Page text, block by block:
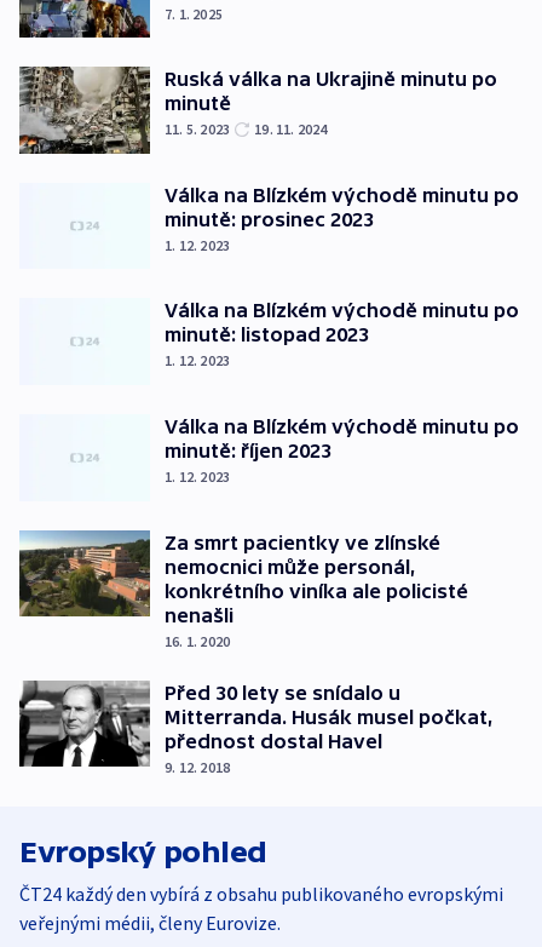
7. 1. 2025
Ruská válka na Ukrajině minutu po
minutě
11. 5. 2023 19. 11. 2024
Válka na Blízkém východě minutu po
minutě: prosinec 2023
1. 12. 2023
Válka na Blízkém východě minutu po
minutě: listopad 2023
1. 12. 2023
Válka na Blízkém východě minutu po
minutě: říjen 2023
1. 12. 2023
Za smrt pacientky ve zlínské
nemocnici může personál,
konkrétního viníka ale policisté
nenašli
16. 1. 2020
Před 30 lety se snídalo u
Mitterranda. Husák musel počkat,
přednost dostal Havel
9. 12. 2018
Evropský pohled
ČT24 každý den vybírá z obsahu publikovaného evropskými
veřejnými médii, členy Eurovize.